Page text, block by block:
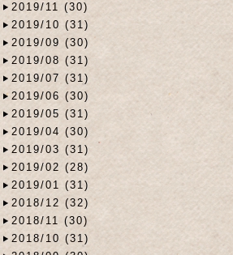
2019/11 (30)
2019/10 (31)
2019/09 (30)
2019/08 (31)
2019/07 (31)
2019/06 (30)
2019/05 (31)
2019/04 (30)
2019/03 (31)
2019/02 (28)
2019/01 (31)
2018/12 (32)
2018/11 (30)
2018/10 (31)